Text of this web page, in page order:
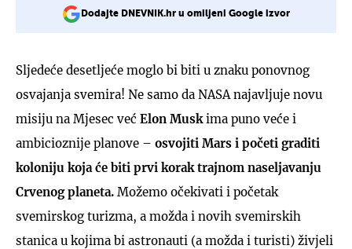
Dodajte DNEVNIK.hr u omiljeni Google izvor
Sljedeće desetljeće moglo bi biti u znaku ponovnog
osvajanja svemira! Ne samo da NASA najavljuje novu
misiju na Mjesec već Elon Muskima puno veće i
ambicioznije planove – osvojiti Mars i početi graditi
koloniju koja će biti prvi korak trajnom naseljavanju
Crvenog planeta. Možemo očekivati i početak
svemirskog turizma, a možda i novih svemirskih
stanica u kojima bi astronauti (a možda i turisti) živjeli